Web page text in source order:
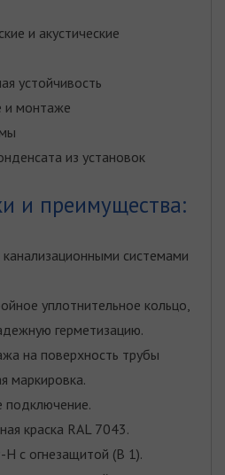
и акустические
устойчивость
и монтаже
из установок
и преимущества:
канализационными системами
уплотнительное кольцо,
герметизацию.
на поверхность трубы
маркировка.
подключение.
краска RAL 7043.
c огнезащитой (B 1).